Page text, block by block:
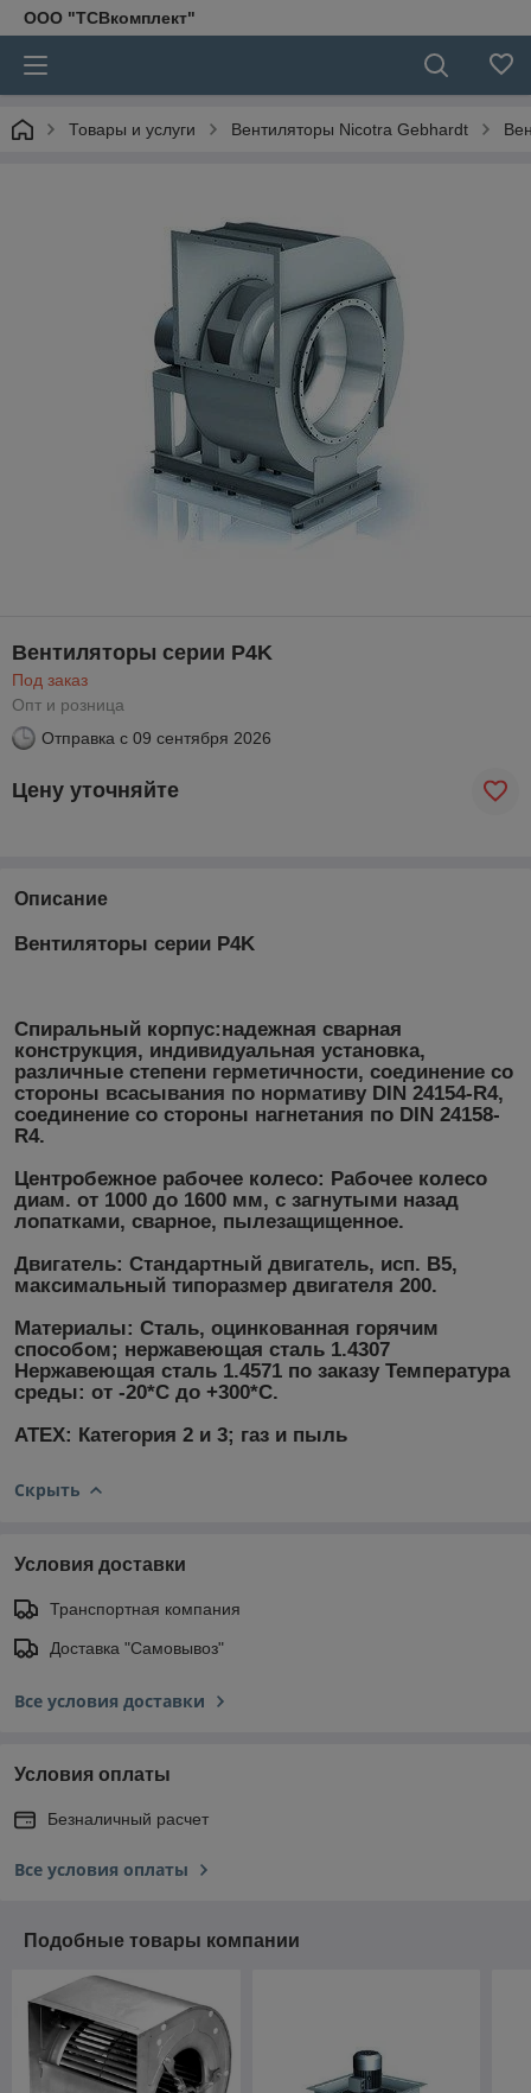
ООО "ТСВкомплект"
Товары и услуги Вентиляторы Nicotra Gebhardt
Вентиляторы серии P4K
Под заказ
Опт и розница
Отправка с 09 сентября 2026
Цену уточняйте
Описание
Вентиляторы серии P4K
Спиральный корпус:надежная сварная
конструкция, индивидуальная установка,
различные степени герметичности, соединение со
стороны всасывания по нормативу DIN 24154-R4,
соединение со стороны нагнетания по DIN 24158-
R4.
Центробежное рабочее колесо: Рабочее колесо
диам. от 1000 до 1600 мм, с загнутыми назад
лопатками, сварное, пылезащищенное.
Двигатель: Стандартный двигатель, исп. В5,
максимальный типоразмер двигателя 200.
Материалы: Сталь, оцинкованная горячим
способом; нержавеющая сталь 1.4307
Нержавеющая сталь 1.4571 по заказу Температура
среды: от -20*С до +300*С.
ATEX: Категория 2 и 3; газ и пыль
Скрыть
Условия доставки
Транспортная компания
Доставка "Самовывоз"
Все условия доставки
Условия оплаты
Безналичный расчет
Все условия оплаты
Подобные товары компании